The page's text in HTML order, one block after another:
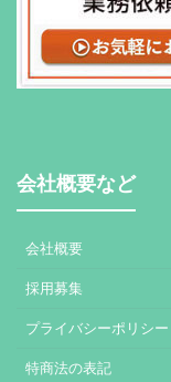
会社概要など
会社概要
採用募集
プライバシーポリシー
特商法の表記